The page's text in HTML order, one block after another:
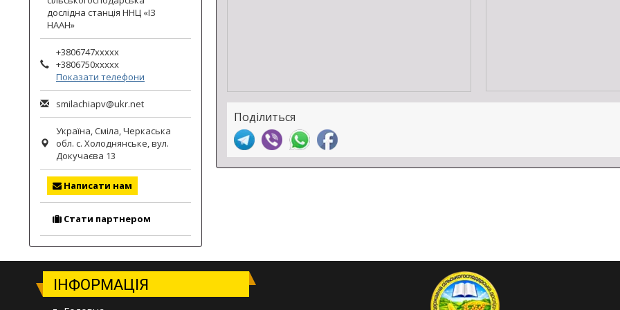
гороху.
Поділиться
дослідна станція ННЦ «ІЗ
НААН»
+3806747xxxxx
+3806750xxxxx
Показати телефони
smilachiapv@ukr.net
Україна,Сміла,Черкаська
обл. с. Холоднянське, вул.
Докучаєва 13
Написати нам
Стати партнером
ІНФОРМАЦІЯ